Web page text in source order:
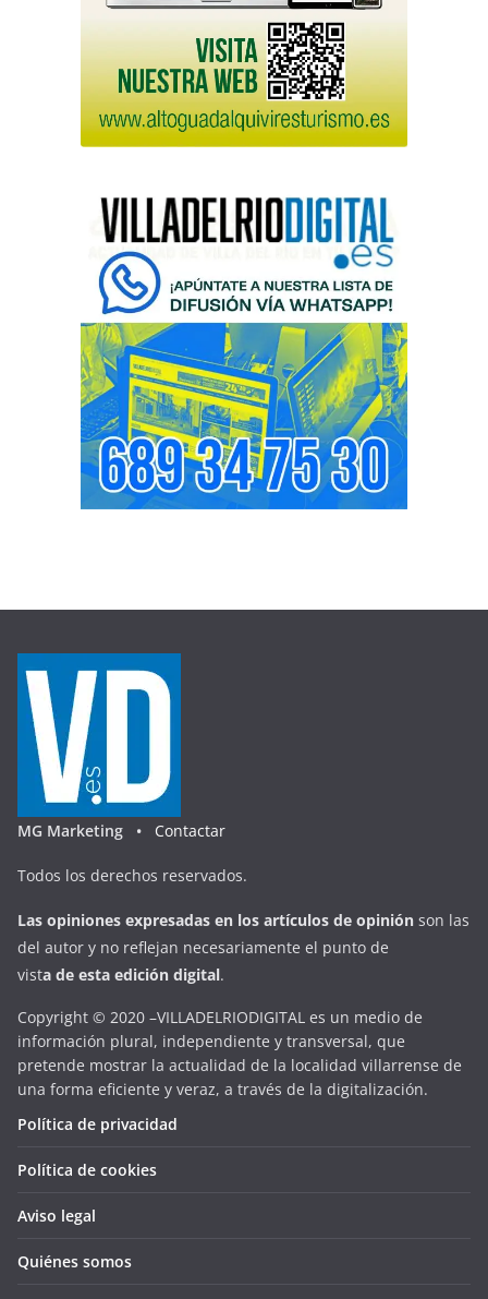
MG Marketing • Contactar
Todos los derechos reservados.
Las opiniones expresadas en los artículos de opinión son las
del autor y no reflejan necesariamente el punto de
vista de esta edición digital.
Copyright © 2020 –VILLADELRIODIGITAL es un medio de
información plural, independiente y transversal, que
pretende mostrar la actualidad de la localidad villarrense de
una forma eficiente y veraz, a través de la digitalización.
Política de privacidad
Política de cookies
Aviso legal
Quiénes somos